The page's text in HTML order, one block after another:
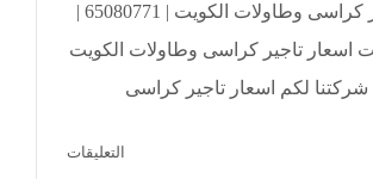
اسعار تاجير كراسى وطاولات الكويت | 65080771 |
اسعار تاجير كراسى وطاولات الكويت
شركتنا لكم اسعار تاجير كراسى
التعليقات